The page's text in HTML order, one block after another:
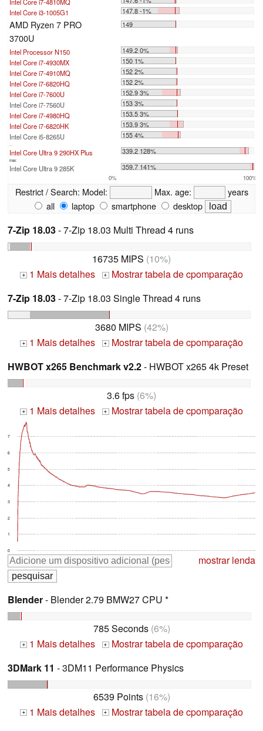
Intel Core i7-4810MQ
Intel Core i3-1005G1
147.8 -1%
AMD Ryzen 7 PRO
3700U
149
Intel Processor N150
149.2 0%
Intel Core i7-4930MX
150 1%
Intel Core i7-4910MQ
152 2%
Intel Core i7-6820HQ
152 2%
Intel Core i7-7600U
152.9 3%
Intel Core i7-7560U
153 3%
Intel Core i7-4980HQ
153.5 3%
Intel Core i7-6820HK
153.9 3%
Intel Core i5-8265U
155 4%
...
Intel Core Ultra 9 290HX Plus 339.2 128%
max:
Intel Core Ultra 9 285K 359.7 141%
0% 100%
Restrict / Search: Model: Max. age:
years
all
laptop smartphone desktop
7-Zip 18.03- 7-Zip 18.03 Multi Thread 4 runs
16735 MIPS (10%)
+ 1 Mais detalhes + Mostrar tabela de cpomparação
7-Zip 18.03- 7-Zip 18.03 Single Thread 4 runs
3680 MIPS (42%)
+ 1 Mais detalhes + Mostrar tabela de cpomparação
HWBOT x265 Benchmark v2.2- HWBOT x265 4k Preset
3.6 fps (6%)
+ 1 Mais detalhes + Mostrar tabela de cpomparação
0
1
2
3
4
5
6
7
mostrar lenda
Blender- Blender 2.79 BMW27 CPU *
785 Seconds(6%)
+ 1 Mais detalhes + Mostrar tabela de cpomparação
3DMark 11 - 3DM11 Performance Physics
6539 Points(16%)
+ 1 Mais detalhes + Mostrar tabela de cpomparação